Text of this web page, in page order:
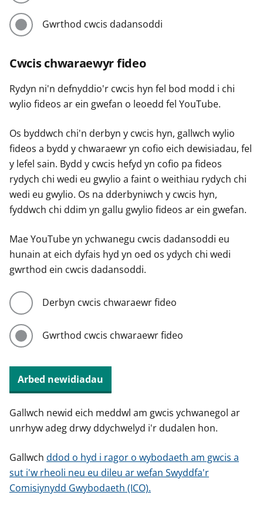
Gwrthod cwcis dadansoddi
Cwcis chwaraewyr fideo
Rydyn ni'n defnyddio'r cwcis hyn fel bod modd i chi
wylio fideos ar ein gwefan o leoedd fel YouTube.
Os byddwch chi'n derbyn y cwcis hyn, gallwch wylio
fideos a bydd y chwaraewr yn cofio eich dewisiadau, fel
y lefel sain. Bydd y cwcis hefyd yn cofio pa fideos
rydych chi wedi eu gwylio a faint o weithiau rydych chi
wedi eu gwylio. Os na dderbyniwch y cwcis hyn,
fyddwch chi ddim yn gallu gwylio fideos ar ein gwefan.
Mae YouTube yn ychwanegu cwcis dadansoddi eu
hunain at eich dyfais hyd yn oed os ydych chi wedi
gwrthod ein cwcis dadansoddi.
Derbyn cwcis chwaraewr fideo
Gwrthod cwcis chwaraewr fideo
Arbed newidiadau
Gallwch newid eich meddwl am gwcis ychwanegol ar
unrhyw adeg drwy ddychwelyd i'r dudalen hon.
Gallwch ddod o hyd i ragor o wybodaeth am gwcis a
sut i'w rheoli neu eu dileu ar wefan Swyddfa'r
Comisiynydd Gwybodaeth (ICO).